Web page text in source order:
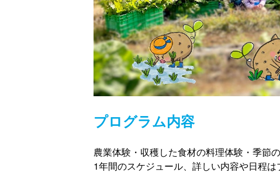
プログラム内容
農業体験・収穫した食材の料理体験・季節
1年間のスケジュール、詳しい内容や日程は